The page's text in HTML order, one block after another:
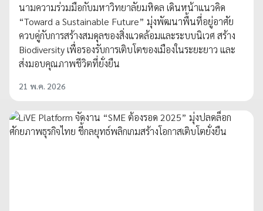
นามความร่วมมือกับมหาวิทยาลัยมหิดล เดินหน้าแนวคิด
“Toward a Sustainable Future” มุ่งพัฒนาพื้นที่อยู่อาศัย
ควบคู่กับการสร้างสมดุลของสิ่งแวดล้อมและระบบนิเวศ สร้าง
Biodiversity เพื่อรองรับการเติบโตของเมืองในระยะยาว และ
ส่งมอบคุณภาพชีวิตที่ยั่งยืน
21 พ.ค. 2026